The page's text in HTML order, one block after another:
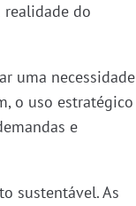
realidade do
uma necessidade
o uso estratégico
e
sustentável. As